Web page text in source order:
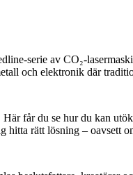
serie av CO₂-
och elektronik där
får du se hur du kan
hitta rätt lösning – oavsett